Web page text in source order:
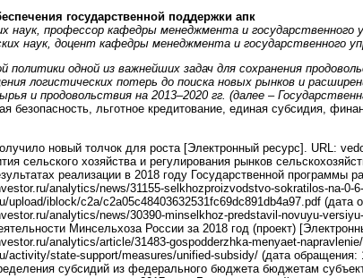
государственной поддержки апк
наук, профессор кафедры менеджмента и
наук, доцент кафедры менеджмента и государственного
политики одной из важнейших задач для сохранения
логистических потерь до поиска новых рынков и
и продовольствия на 2013–2020 гг. (далее –
безопасность, льготное кредитование, единая субсидия,
новый толчок для роста [Электронный ресурс]. URL:
сельского хозяйства и регулирования рынков
реализации в 2018 году Государственной программы
analytics/news/31155-selkhozproizvodstvo-sokratilos-na-0-
iblock/c2a/c2a05c48403632531fc69dc891db4a97.pdf (дата
analytics/news/30390-minselkhoz-predstavil-novuyu-
Минсельхоза России за 2018 год (проект)
analytics/article/31483-gospodderzhka-menyaet-
activity/state-support/measures/unified-subsidy/ (дата обращения:
субсидий из федерального бюджета бюджетам